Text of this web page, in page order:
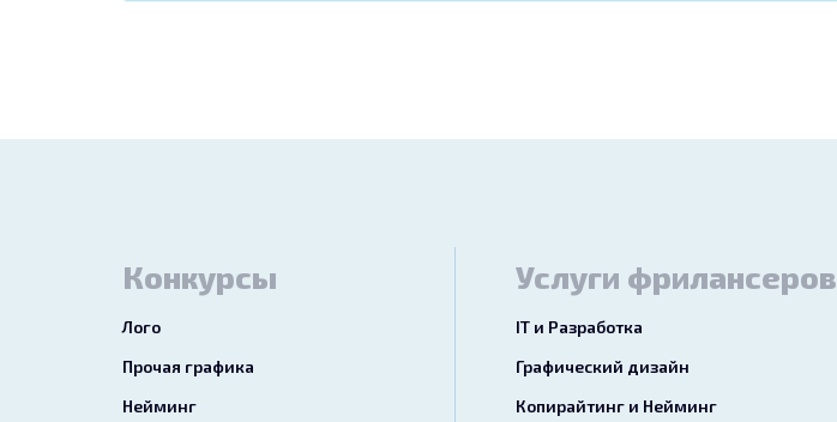
Конкурсы
Лого
Прочая графика
Нейминг
Услуги фрилансеров
IT и Разработка
Графический дизайн
Копирайтинг и Нейминг